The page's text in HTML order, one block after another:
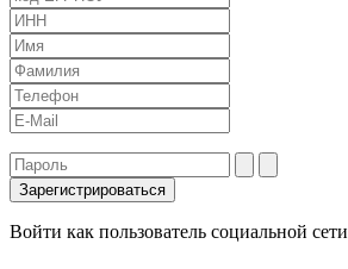
Войти как пользователь социальной сети